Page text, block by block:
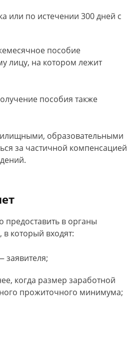
или по истечении 300 дней с
пособие
лицу, на котором лежит
пособия также
образовательными
за частичной компенсацией
в органы
который входят:
заявителя;
когда размер заработной
прожиточного минимума;